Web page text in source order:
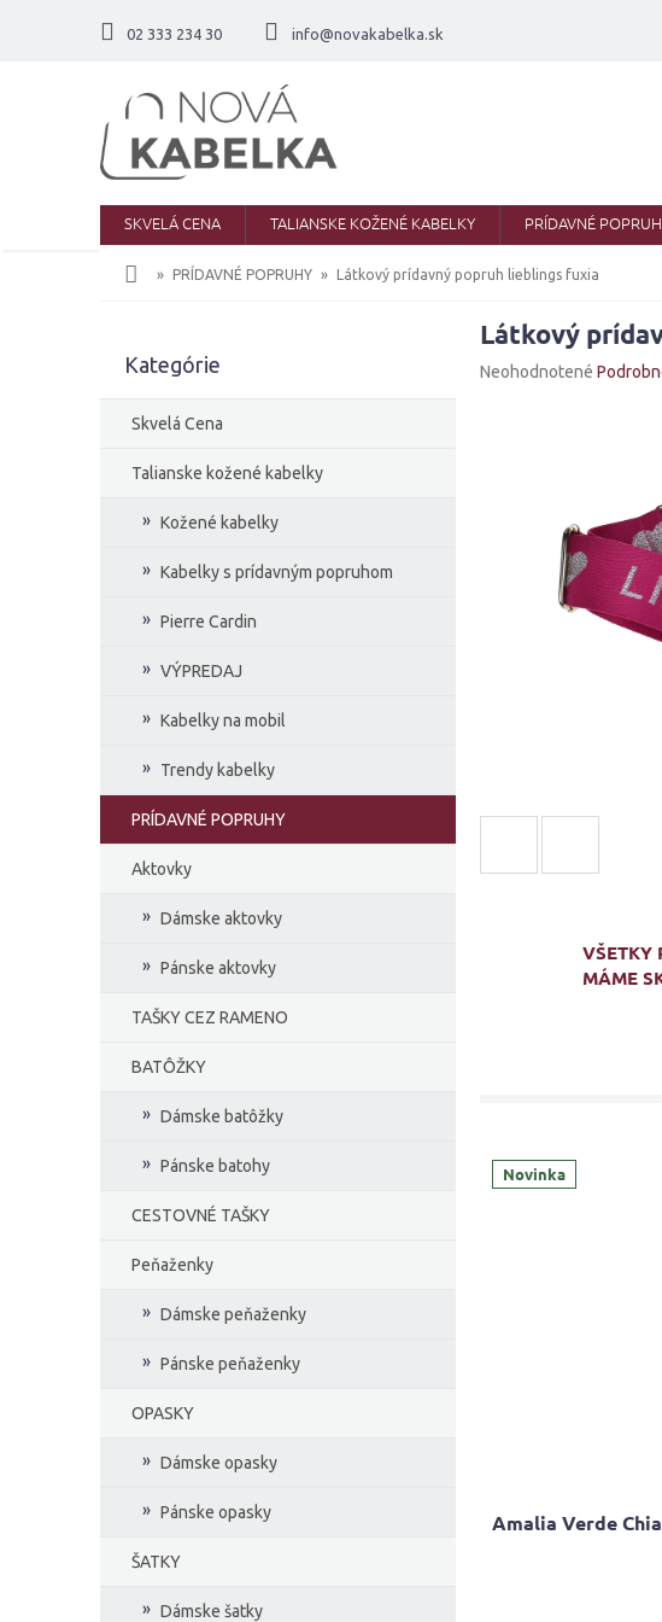
02 333 234 30 info@novakabelka.sk
SKVELÁ CENA TALIANSKE KOŽENÉ KABELKY PRÍDAVNÉ
Domov
PRÍDAVNÉ POPRUHY Látkový prídavný popruh lieblings fuxia
č
Preskočiť
Kategórie
Skvelá Cena
Talianske kožené kabelky
Kožené kabelky
Kabelky s prídavným popruhom
Pierre Cardin
VÝPREDAJ
Kabelky na mobil
Trendy kabelky
PRÍDAVNÉ POPRUHY
Aktovky
Dámske aktovky
Pánske aktovky
TAŠKY CEZ RAMENO
BATÔŽKY
Dámske batôžky
Pánske batohy
CESTOVNÉ TAŠKY
Peňaženky
Dámske peňaženky
Pánske peňaženky
OPASKY
Dámske opasky
Pánske opasky
ŠATKY
Dámske šatky
Látkový
Priemerné
hviezdičiek.
Neohodnotené
VŠETKY
MÁME
Novinka
Amalia Verde